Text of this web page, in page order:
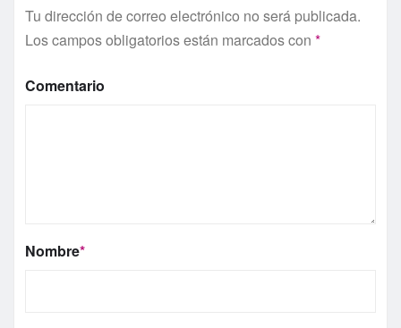
Tu dirección de correo electrónico no será publicada.
Los campos obligatorios están marcados con *
Comentario
Nombre*